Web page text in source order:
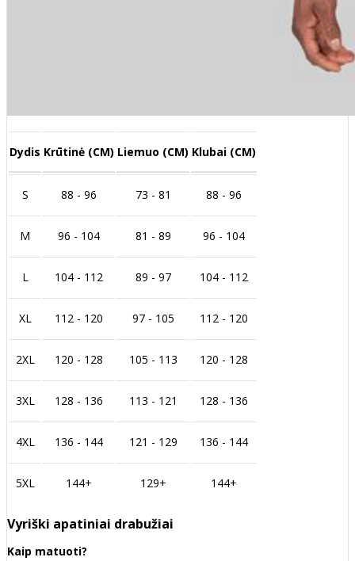
Dydis Krūtinė (CM) Liemuo (CM) Klubai (CM)
S 88 - 96 73 - 81 88 - 96
M 96 - 104 81 - 89 96 - 104
L 104 - 112 89 - 97 104 - 112
XL 112 - 120 97 - 105 112 - 120
2XL 120 - 128 105 - 113 120 - 128
3XL 128 - 136 113 - 121 128 - 136
4XL 136 - 144 121 - 129 136 - 144
5XL 144+ 129+ 144+
Vyriški apatiniai drabužiai
Kaip matuoti?